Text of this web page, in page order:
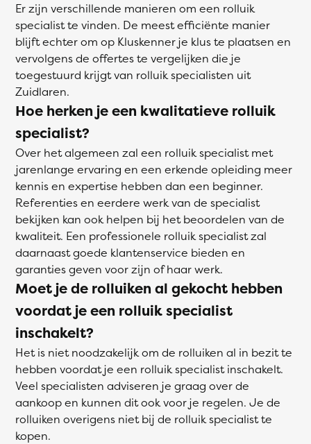
Er zijn verschillende manieren om een rolluik
specialist te vinden. De meest efficiënte manier
blijft echter om op Kluskenner je klus te plaatsen en
vervolgens de offertes te vergelijken die je
toegestuurd krijgt van rolluik specialisten uit
Zuidlaren.
Hoe herken je een kwalitatieve rolluik
specialist?
Over het algemeen zal een rolluik specialist met
jarenlange ervaring en een erkende opleiding meer
kennis en expertise hebben dan een beginner.
Referenties en eerdere werk van de specialist
bekijken kan ook helpen bij het beoordelen van de
kwaliteit. Een professionele rolluik specialist zal
daarnaast goede klantenservice bieden en
garanties geven voor zijn of haar werk.
Moet je de rolluiken al gekocht hebben
voordat je een rolluik specialist
inschakelt?
Het is niet noodzakelijk om de rolluiken al in bezit te
hebben voordat je een rolluik specialist inschakelt.
Veel specialisten adviseren je graag over de
aankoop en kunnen dit ook voor je regelen. Je de
rolluiken overigens niet bij de rolluik specialist te
kopen.